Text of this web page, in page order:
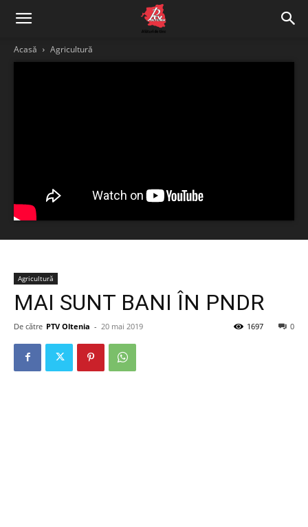
Acasă Agricultură
Agricultură
MAI SUNT BANI ÎN PNDR
De către PTV Oltenia - 20 mai 2019 0
1697